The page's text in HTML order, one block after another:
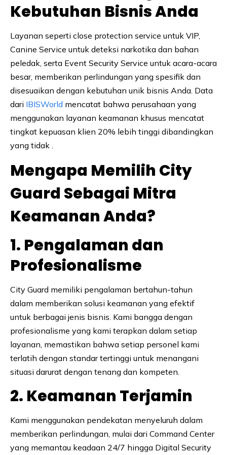
Kebutuhan Bisnis Anda
Layanan seperti close protection service untuk VIP,
Canine Service untuk deteksi narkotika dan bahan
peledak, serta Event Security Service untuk acara-acara
besar, memberikan perlindungan yang spesifik dan
disesuaikan dengan kebutuhan unik bisnis Anda. Data
dari IBISWorld mencatat bahwa perusahaan yang
menggunakan layanan keamanan khusus mencatat
tingkat kepuasan klien 20% lebih tinggi dibandingkan
yang tidak .
Mengapa Memilih City
Guard Sebagai Mitra
Keamanan Anda?
1. Pengalaman dan
Profesionalisme
City Guard memiliki pengalaman bertahun-tahun
dalam memberikan solusi keamanan yang efektif
untuk berbagai jenis bisnis. Kami bangga dengan
profesionalisme yang kami terapkan dalam setiap
layanan, memastikan bahwa setiap personel kami
terlatih dengan standar tertinggi untuk menangani
situasi darurat dengan tenang dan kompeten.
2. Keamanan Terjamin
Kami menggunakan pendekatan menyeluruh dalam
memberikan perlindungan, mulai dari Command Center
yang memantau keadaan 24/7 hingga Digital Security